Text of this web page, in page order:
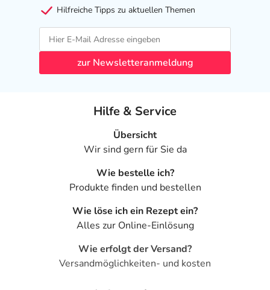
Hilfreiche Tipps zu aktuellen Themen
zur Newsletteranmeldung
Hilfe & Service
Übersicht
Wir sind gern für Sie da
Wie bestelle ich?
Produkte finden und bestellen
Wie löse ich ein Rezept ein?
Alles zur Online-Einlösung
Wie erfolgt der Versand?
Versandmöglichkeiten- und kosten